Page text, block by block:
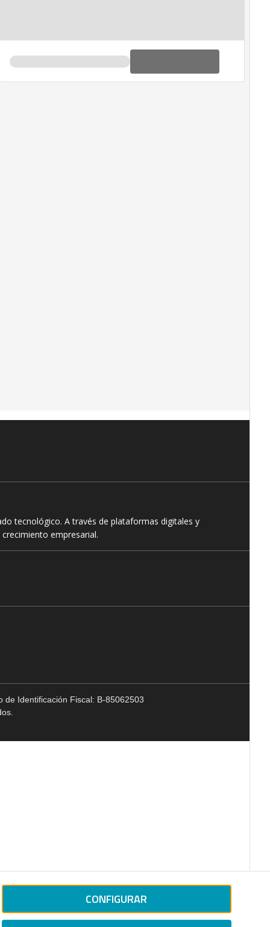
CONFIGURAR
tecnológico. A través de plataformas digitales y
empresarial.
de Identificación Fiscal: B-85062503